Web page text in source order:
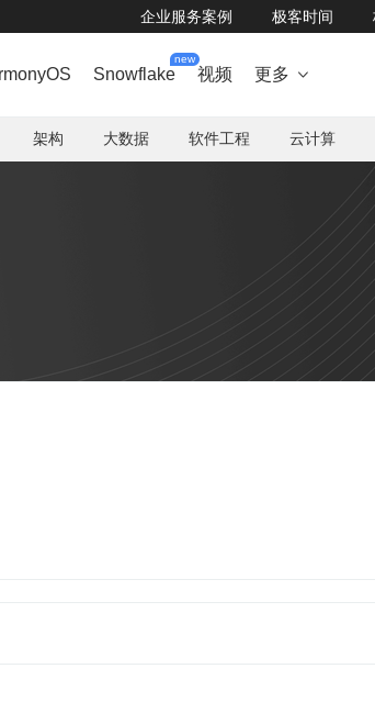
企业服务案例 极客时间
Snowflake
new
视频 更多 
架构 大数据 软件工程 云计算